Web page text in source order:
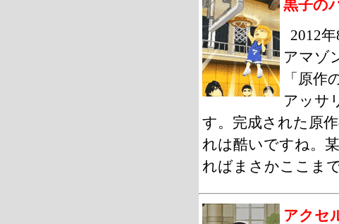
黒子の
2012
アマゾ
「原
アッサ
す。完成された原
れは酷いですね。
ればまさかここま
アクセ